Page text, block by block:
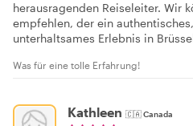
herausragenden Reiseleiter. Wir
empfehlen, der ein
unterhaltsames Erlebnis in
Was für eine tolle Erfahrung!
Kathleen 🇨🇦Canada